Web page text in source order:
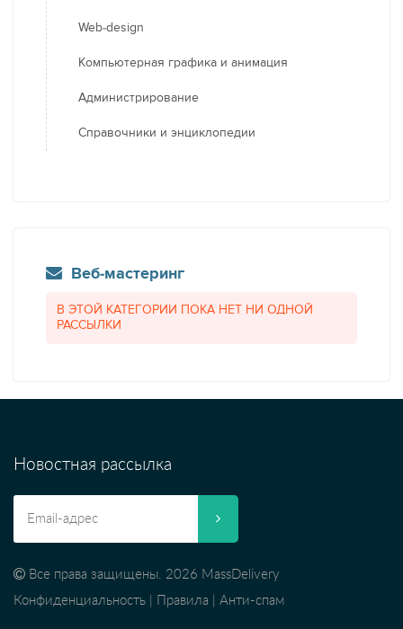
Web-design
Компьютерная графика и анимация
Администрирование
Справочники и энциклопедии
Веб-мастеринг
В ЭТОЙ КАТЕГОРИИ ПОКА НЕТ НИ ОДНОЙ
РАССЫЛКИ
Новостная рассылка
Все права защищены. 2026 MassDelivery
Конфиденциальность
Правила Анти-спам